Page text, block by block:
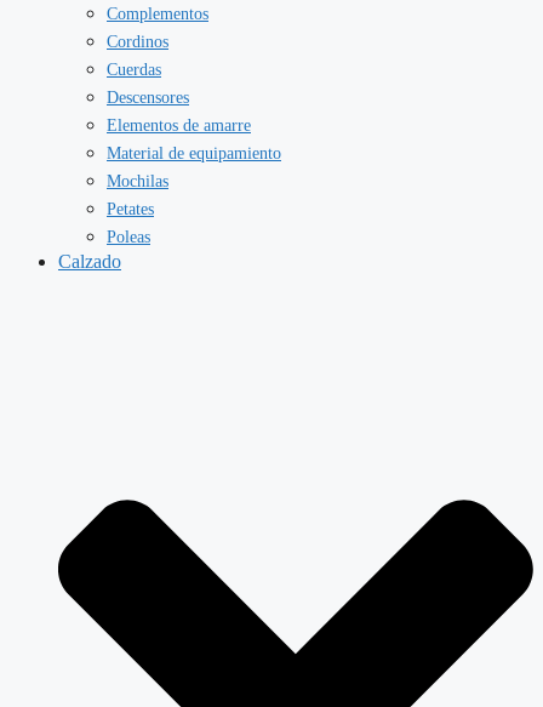
Complementos
Cordinos
Cuerdas
Descensores
Elementos de amarre
Material de equipamiento
Mochilas
Petates
Poleas
Calzado